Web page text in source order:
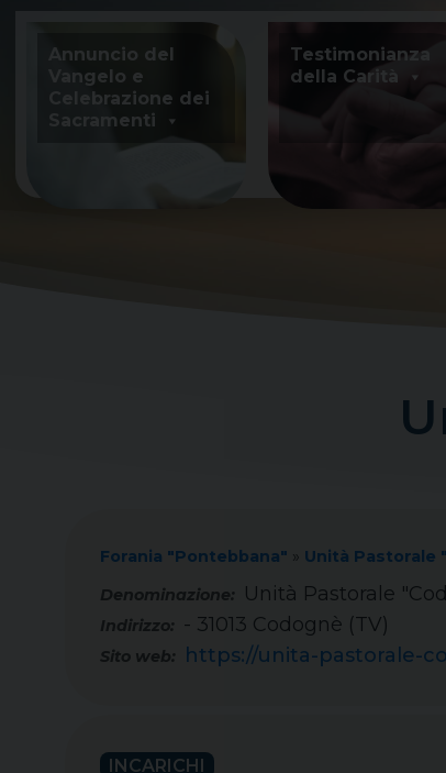
content
Annuncio del
Vangelo e
Celebrazione dei
Sacramenti
Testimonianza
della Carità
Forania "Pontebbana" » Unità Pastorale
Unità Pastorale
Sito web: https://unita-pastorale-
Indirizzo: - 31013 Codognè (TV)
INCARICHI